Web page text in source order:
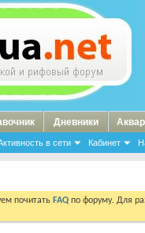
в сети Кабинет
Дневники
почитать FAQ по форуму. Для